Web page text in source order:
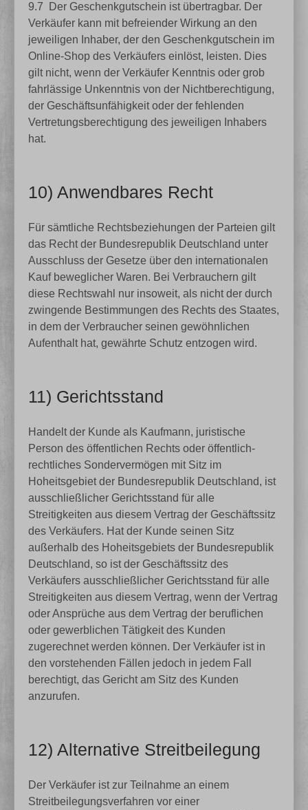
9.7
Der Geschenkgutschein ist übertragbar. Der
Verkäufer kann mit befreiender Wirkung an den
jeweiligen Inhaber, der den Geschenkgutschein im
Online-Shop des Verkäufers einlöst, leisten. Dies
gilt nicht, wenn der Verkäufer Kenntnis oder grob
fahrlässige Unkenntnis von der Nichtberechtigung,
der Geschäftsunfähigkeit oder der fehlenden
Vertretungsberechtigung des jeweiligen Inhabers
hat.
10) Anwendbares Recht
Für sämtliche Rechtsbeziehungen der Parteien gilt
das Recht der Bundesrepublik Deutschland unter
Ausschluss der Gesetze über den internationalen
Kauf beweglicher Waren. Bei Verbrauchern gilt
diese Rechtswahl nur insoweit, als nicht der durch
zwingende Bestimmungen des Rechts des Staates,
in dem der Verbraucher seinen gewöhnlichen
Aufenthalt hat, gewährte Schutz entzogen wird.
11) Gerichtsstand
Handelt der Kunde als Kaufmann, juristische
Person des öffentlichen Rechts oder öffentlich-
rechtliches Sondervermögen mit Sitz im
Hoheitsgebiet der Bundesrepublik Deutschland, ist
ausschließlicher Gerichtsstand für alle
Streitigkeiten aus diesem Vertrag der Geschäftssitz
des Verkäufers. Hat der Kunde seinen Sitz
außerhalb des Hoheitsgebiets der Bundesrepublik
Deutschland, so ist der Geschäftssitz des
Verkäufers ausschließlicher Gerichtsstand für alle
Streitigkeiten aus diesem Vertrag, wenn der Vertrag
oder Ansprüche aus dem Vertrag der beruflichen
oder gewerblichen Tätigkeit des Kunden
zugerechnet werden können. Der Verkäufer ist in
den vorstehenden Fällen jedoch in jedem Fall
berechtigt, das Gericht am Sitz des Kunden
anzurufen.
12) Alternative Streitbeilegung
Der Verkäufer ist zur Teilnahme an einem
Streitbeilegungsverfahren vor einer